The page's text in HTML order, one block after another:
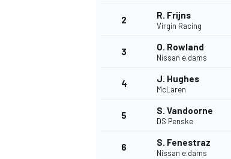
2 R. Frijns
Virgin Racing
3 O. Rowland
Nissan e.dams
4 J. Hughes
McLaren
5 S. Vandoorne
DS Penske
6 S. Fenestraz
Nissan e.dams